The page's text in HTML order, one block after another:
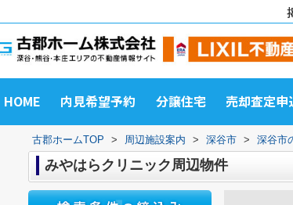
HOME 内見希望予約 分譲住宅 売却査定申
古郡ホームTOP > 周辺施設案内 > 深谷市 > 深谷市
みやはらクリニック周辺物件